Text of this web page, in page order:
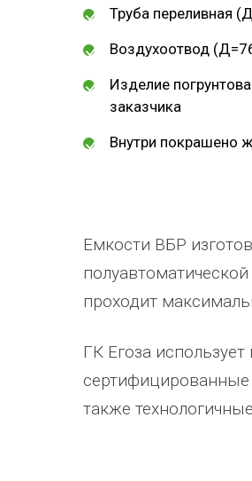
Труба переливная
Воздухоотвод
Изделие
заказчика
Внутри покрашено
Емкости ВБР
проходит
ГК Егоза
также